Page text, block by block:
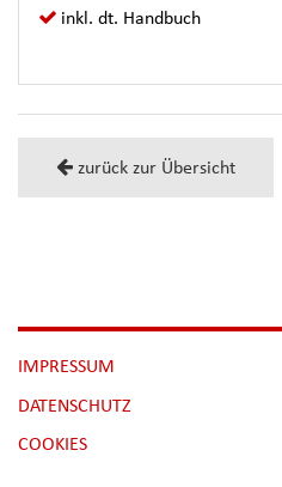
inkl. dt. Handbuch
zurück zur Übersicht
NAVIGATION
ÜBERSPRINGEN
IMPRESSUM
DATENSCHUTZ
[NBSP]
COOKIES